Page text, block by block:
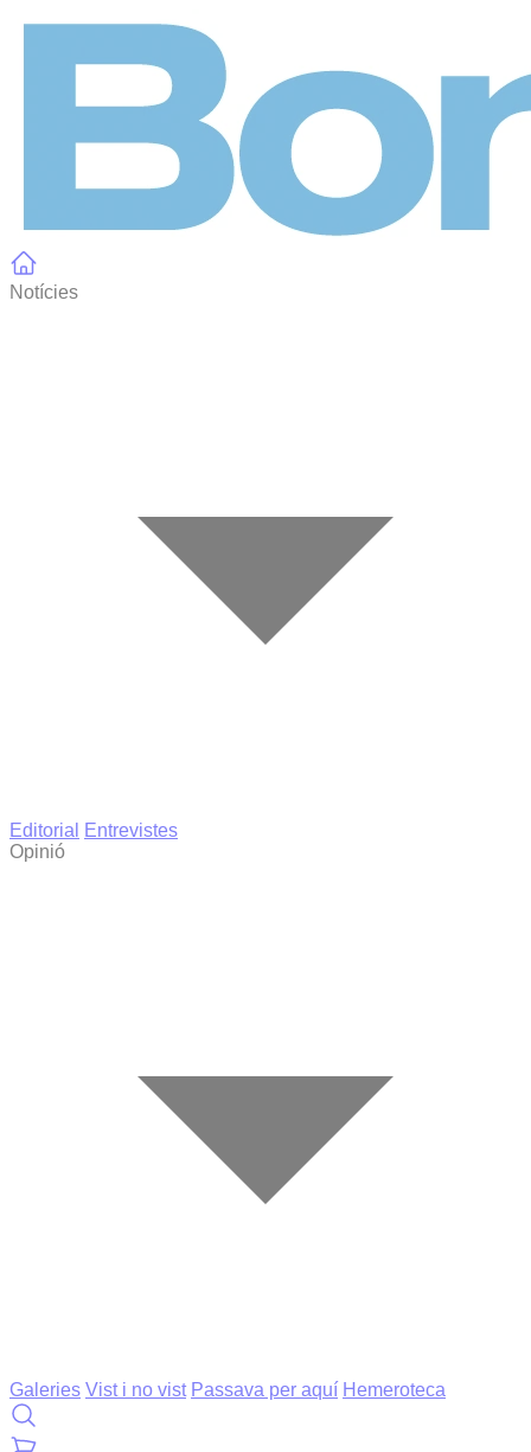
Notícies
Editorial
Entrevistes
Opinió
Galeries Vist i no vist Passava per aquí Hemeroteca